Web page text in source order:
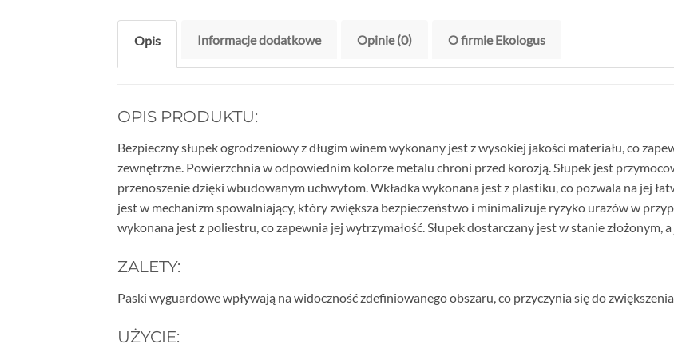
Opis Informacje dodatkowe Opinie (0) O firmie Ekologus
OPIS PRODUKTU:
Bezpieczny słupek ogrodzeniowy z długim winem wykonany jest z wysokiej jakości materiału, co
zewnętrzne. Powierzchnia w odpowiednim kolorze metalu chroni przed korozją. Słupek jest
przenoszenie dzięki wbudowanym uchwytom. Wkładka wykonana jest z plastiku, co pozwala na jej
jest w mechanizm spowalniający, który zwiększa bezpieczeństwo i minimalizuje ryzyko urazów w
wykonana jest z poliestru, co zapewnia jej wytrzymałość. Słupek dostarczany jest w stanie złożonym,
ZALETY:
Paski wyguardowe wpływają na widoczność zdefiniowanego obszaru, co przyczynia się do
UŻYCIE: